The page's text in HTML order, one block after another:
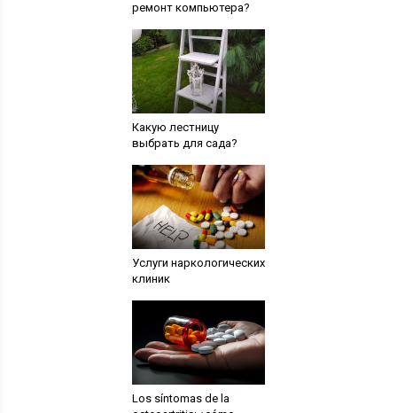
ремонт компьютера?
Какую лестницу
выбрать для сада?
Услуги наркологических
клиник
Los síntomas de la